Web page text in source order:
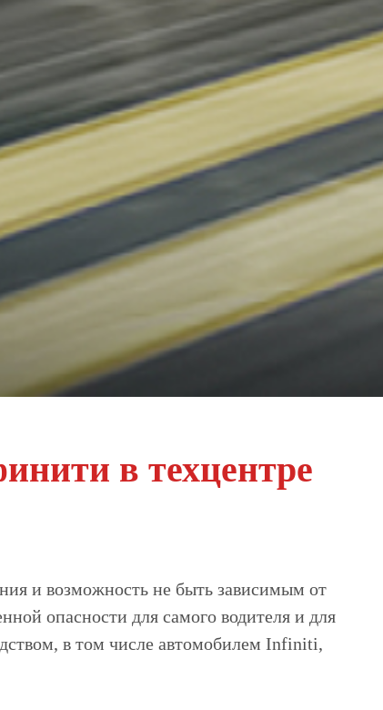
в техцентре
и возможность не быть зависимым от
опасности для самого водителя и для
в том числе автомобилем Infiniti,